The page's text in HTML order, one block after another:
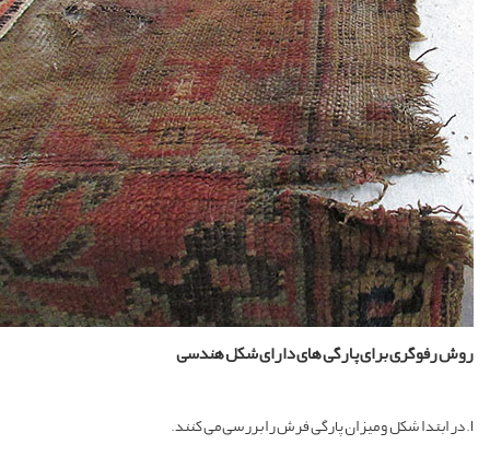
رفوگری برای پارگی های دارای شکل هندسی